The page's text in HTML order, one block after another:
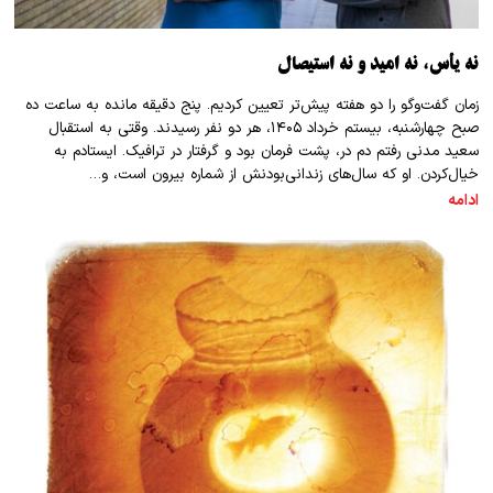
نه یأس، نه امید و نه استیصال
زمان گفت‌وگو را دو هفته پیش‌تر تعیین کردیم. پنج دقیقه مانده به ساعت ده
صبح چهارشنبه، بیستم خرداد ۱۴۰۵، هر دو نفر رسیدند. وقتی به استقبال
سعید مدنی رفتم دم در، پشت ‌فرمان بود و گرفتار در ترافیک. ایستادم به
خیال‌کردن. او که سال‌های زندانی‌بودنش از شماره بیرون است، و…
ادامه